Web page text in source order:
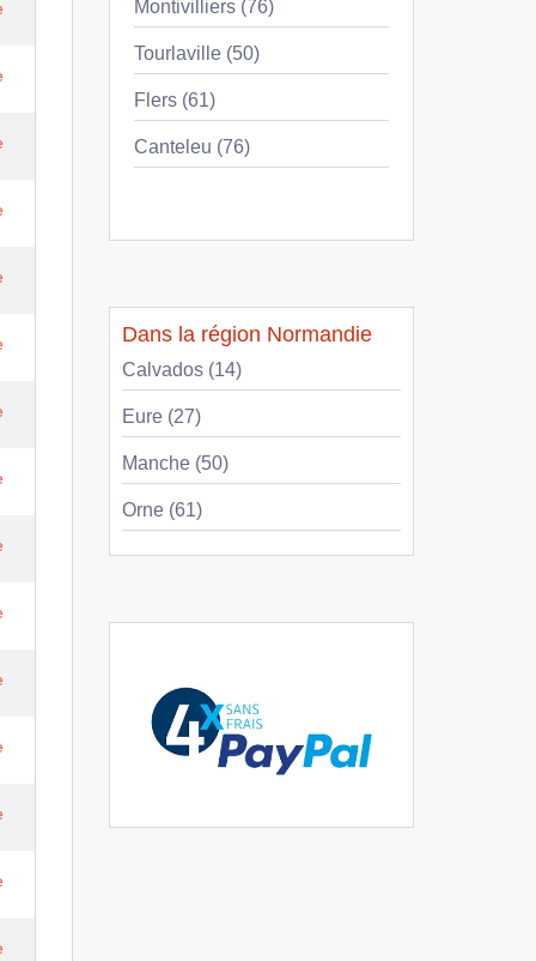
Montivilliers (76)
Tourlaville (50)
Flers (61)
Canteleu (76)
Dans la région Normandie
Calvados (14)
Eure (27)
Manche (50)
Orne (61)